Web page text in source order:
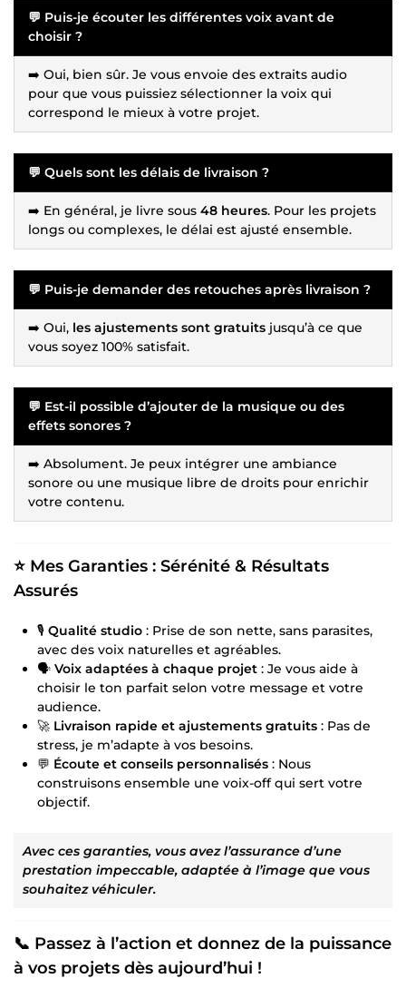
💬 Puis-je écouter les différentes voix avant de
choisir ?
➡️ Oui, bien sûr. Je vous envoie des extraits audio
pour que vous puissiez sélectionner la voix qui
correspond le mieux à votre projet.
💬 Quels sont les délais de livraison ?
➡️ En général, je livre sous 48 heures. Pour les projets
longs ou complexes, le délai est ajusté ensemble.
💬 Puis-je demander des retouches après livraison ?
➡️ Oui, les ajustements sont gratuits jusqu’à ce que
vous soyez 100% satisfait.
💬 Est-il possible d’ajouter de la musique ou des
effets sonores ?
➡️ Absolument. Je peux intégrer une ambiance
sonore ou une musique libre de droits pour enrichir
votre contenu.
⭐ Mes Garanties : Sérénité & Résultats
Assurés
🎙️ Qualité studio : Prise de son nette, sans parasites,
avec des voix naturelles et agréables.
🗣️ Voix adaptées à chaque projet : Je vous aide à
choisir le ton parfait selon votre message et votre
audience.
🚀 Livraison rapide et ajustements gratuits : Pas de
stress, je m’adapte à vos besoins.
💬 Écoute et conseils personnalisés : Nous
construisons ensemble une voix-off qui sert votre
objectif.
Avec ces garanties, vous avez l’assurance d’une
prestation impeccable, adaptée à l’image que vous
souhaitez véhiculer.
📞 Passez à l’action et donnez de la puissance
à vos projets dès aujourd’hui !